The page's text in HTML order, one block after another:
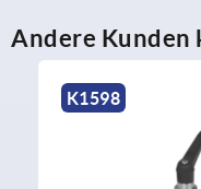
Andere Kunden
K1598